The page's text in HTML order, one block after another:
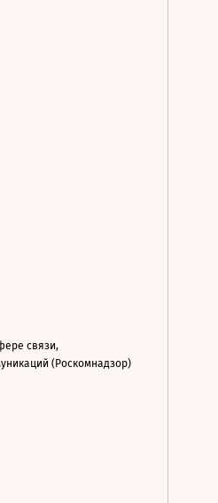
связи,
(Роскомнадзор)